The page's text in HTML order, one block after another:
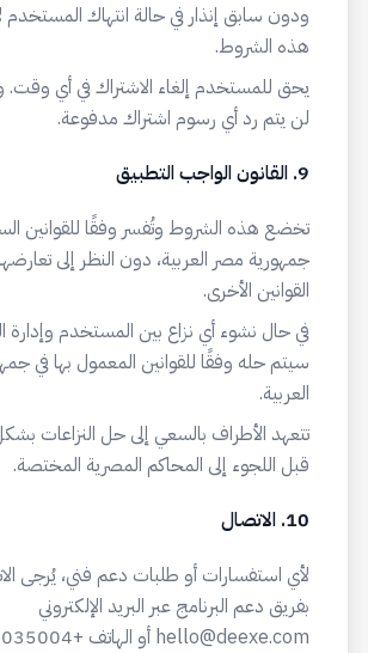
ودون سابق إنذار في حالة انتهاك
هذه الشروط.
يحق للمستخدم إلغاء الاشتراك في أي
لن يتم رد أي رسوم اشتراك مدفوعة.
9. القانون الواجب التطبيق
تخضع هذه الشروط وتُفسر وفقًا للقوانين
جمهورية مصر العربية، دون النظر إلى
القوانين الأخرى.
في حال نشوء أي نزاع بين المستخدم وإدارة
سيتم حله وفقًا للقوانين المعمول بها في
العربية.
تتعهد الأطراف بالسعي إلى حل النزاعات
قبل اللجوء إلى المحاكم المصرية المختصة.
10. الاتصال
لأي استفسارات أو طلبات دعم فني، يُرجى
بفريق دعم البرنامج عبر البريد الإلكتروني
hello@deexe.com أو الهاتف +201000035004.